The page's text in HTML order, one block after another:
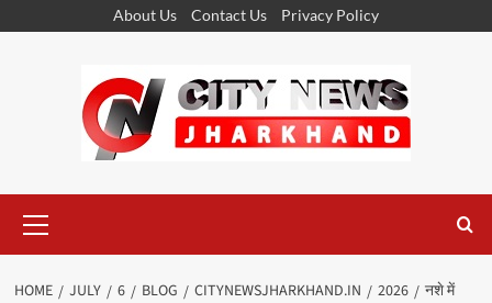
About Us Contact Us Privacy Policy
Menu
HOME JULY 6 BLOG CITYNEWSJHARKHAND.IN 2026
नशे में